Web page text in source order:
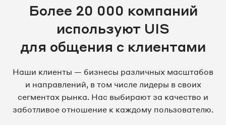
Более 20 000 компаний
используют UIS
для общения с клиентами
Наши клиенты — бизнесы различных масштабов
и направлений, в том числе лидеры в своих
сегментах рынка. Нас выбирают за качество и
заботливое отношение к каждому пользователю.